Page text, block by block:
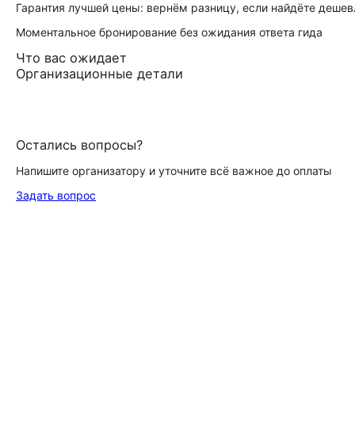
Гарантия лучшей цены: вернём разницу, если найдёте
Моментальное бронирование без ожидания ответа гида
Что вас ожидает
Организационные детали
Остались вопросы?
Напишите организатору и уточните всё важное до оплаты
Задать вопрос